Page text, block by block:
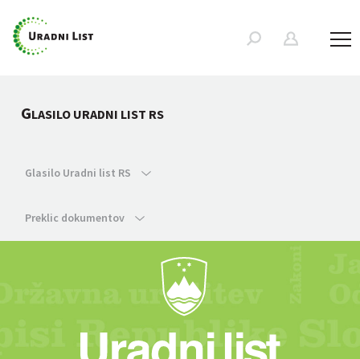
GLASILO URADNI LIST RS
Glasilo Uradni list RS
Preklic dokumentov